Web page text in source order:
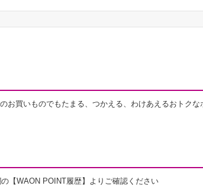
買いものでもたまる、つかえる、わけあえるおトクな
【WAON POINT履歴】よりご確認ください